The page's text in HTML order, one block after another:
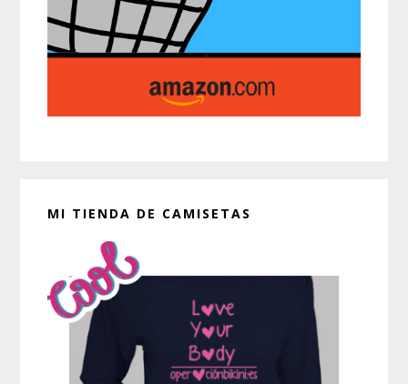
MI TIENDA DE CAMISETAS